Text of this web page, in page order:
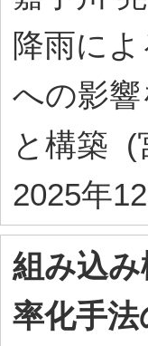
降雨に
への影
と構築
2025年
組み込
率化手